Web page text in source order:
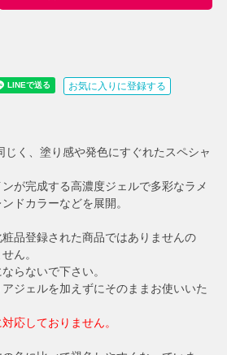
お気に入りに登録する
じく、塗り感や発色にすぐれたスペシャ
が完成する高濃度ジェルで多彩なラメ
ドカラーなどを展開。
品登録された商品ではありませんの
ん。
らないで下さい。
ジェルを加えずにそのままお使いいた
応しておりません。